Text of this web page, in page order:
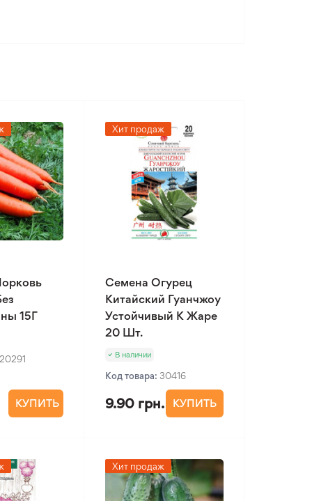
15Г
20291
КУПИТЬ
Хит продаж
Семена Огурец
Китайский Гуанчжоу
Устойчивый К Жаре
20 Шт.
В наличии
Код товара: 30416
9.90 грн. КУПИТЬ
Хит продаж